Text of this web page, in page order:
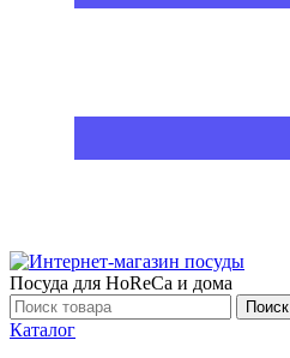
Посуда для HoReCa и дома
Поиск
Каталог